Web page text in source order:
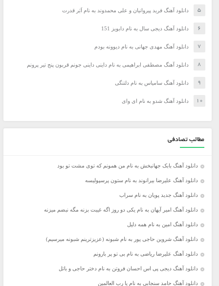
دانلود آهنگ فرید پیروانیان و علی محمدوند به نام اَبَر قدرت
دانلود آهنگ دیجی سال به نام دابویز 151
دانلود آهنگ مهدی جهانی به نام دیوونه بودم
دانلود آهنگ مصطفی ابراهیمی به نام داینی داینی جونم قربون پنج تیر پرونم
دانلود آهنگ سامیاس به نام دلتنگی
دانلود آهنگ شدو به نام ای وای
مطالب تصادفی
دانلود آهنگ بابک جهانبخش به نام من همونم که توی مشت تو بود
دانلود آهنگ علیرضا بیرانوند به نام ستون پرسپولیسه
دانلود آهنگ جدید پویان به نام سراب
دانلود آهنگ امیر آیهان به نام یکی دو روز اگه غیبت بزنه مگه نبضم میزنه
دانلود آهنگ امین به نام همه دلیل
دانلود آهنگ شروین حاجی پور به نام شبونه (عزیزترینم شبونه میرسیم)
دانلود آهنگ علیرضا ریاضی به نام بی تو پر بارونم
دانلود آهنگ دیجی پی اس احسان فروتن به نام دختر حاجی و باتل
دانلود آهنگ حامد سنجابی به نام یا رب العالمین